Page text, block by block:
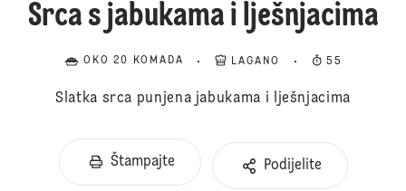
Srca s jabukama i lješnjacima
OKO 20 KOMADA LAGANO 55
Slatka srca punjena jabukama i lješnjacima
Štampajte Podijelite